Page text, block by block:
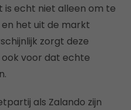
is echt niet alleen om te
en het uit de markt
zorgt deze
voor dat echte
als Zalando zijn